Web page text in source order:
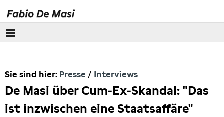
Europäisches Parlament
Themen
Sie sind hier: Presse Interviews
De Masi über Cum-Ex-Skandal: "Das
ist inzwischen eine Staatsaffäre"